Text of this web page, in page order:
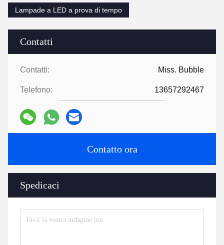
Contatti
Contatti: Miss. Bubble
Telefono: 13657292467
Contatto ora
Spedicaci
Lampade a LED a prova di tempo